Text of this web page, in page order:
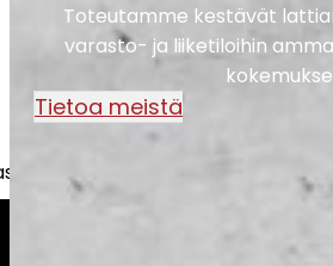
taloyhtiöitä sekä yrityksiä.
Toteutamme kestävät
varasto- ja liiketiloihin
Tietoa meistä